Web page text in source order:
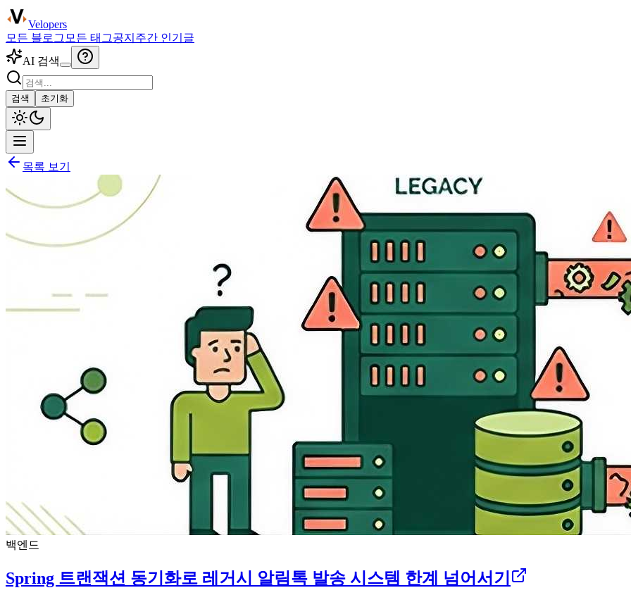
Velopers
모든 블로그 모든 태그공지 주간 인기글
AI 검색
검색 초기화
목록 보기
백엔드
Spring 트랜잭션 동기화로 레거시 알림톡 발송 시스템 한계 넘어서기